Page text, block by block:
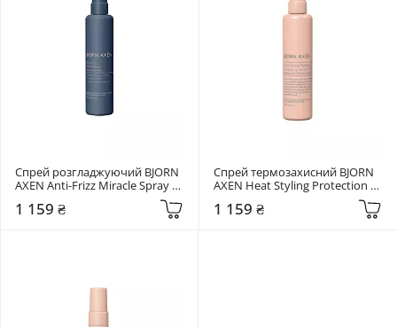
Спрей розгладжуючий BJORN
AXEN Anti-Frizz Miracle Spray
1 159 ₴
Спрей термозахисний BJORN
AXEN Heat Styling Protection
1 159 ₴